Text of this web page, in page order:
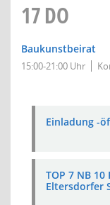
17DO
Baukunstbeirat
15:00-21:00 Uhr
Einladung -
TOP 7 NB
Eltersdorfer